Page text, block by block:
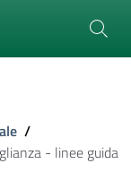
/
- linee guida